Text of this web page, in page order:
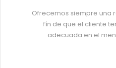
Ofrecemos siempre una
fín de que el cliente
adecuada en el